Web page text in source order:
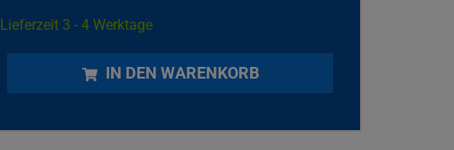
Lieferzeit 3 - 4 Werktage
IN DEN WARENKORB